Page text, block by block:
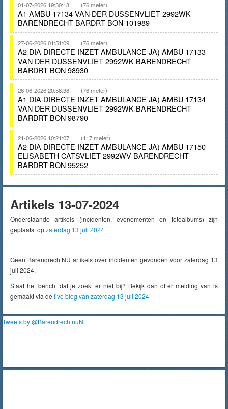
01-07-2026 19:30:18 (76 meter)
A1 AMBU 17134 VAN DER DUSSENVLIET 2992WK
BARENDRECHT BARDRT BON 101989
27-06-2026 01:51:09 (76 meter)
A2 DIA DIRECTE INZET AMBULANCE JA) AMBU 17133
VAN DER DUSSENVLIET 2992WK BARENDRECHT
BARDRT BON 98930
26-06-2026 20:58:38 (76 meter)
A1 DIA DIRECTE INZET AMBULANCE JA) AMBU 17134
VAN DER DUSSENVLIET 2992WK BARENDRECHT
BARDRT BON 98790
21-06-2026 10:21:07 (117 meter)
A2 DIA DIRECTE INZET AMBULANCE JA) AMBU 17150
ELISABETH CATSVLIET 2992WV BARENDRECHT
BARDRT BON 95252
Artikels 13-07-2024
Onderstaande artikels (incidenten, evenementen en fotoalbums) zijn
geplaatst opzaterdag 13 juli 2024
Geen BarendrechtNU artikels over incidenten gevonden voor zaterdag 13
juli 2024.
Staat het bericht dat je zoekt er niet bij? Bekijk dan of er melding van is
gemaakt via de live blog van zaterdag 13 juli 2024
Tweets by @BarendrechtnuNL